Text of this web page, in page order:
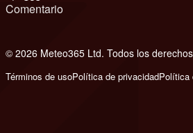
Comentario
© 2026 Meteo365 Ltd. Todos los
Términos de usoPolítica de privacidadPolítica